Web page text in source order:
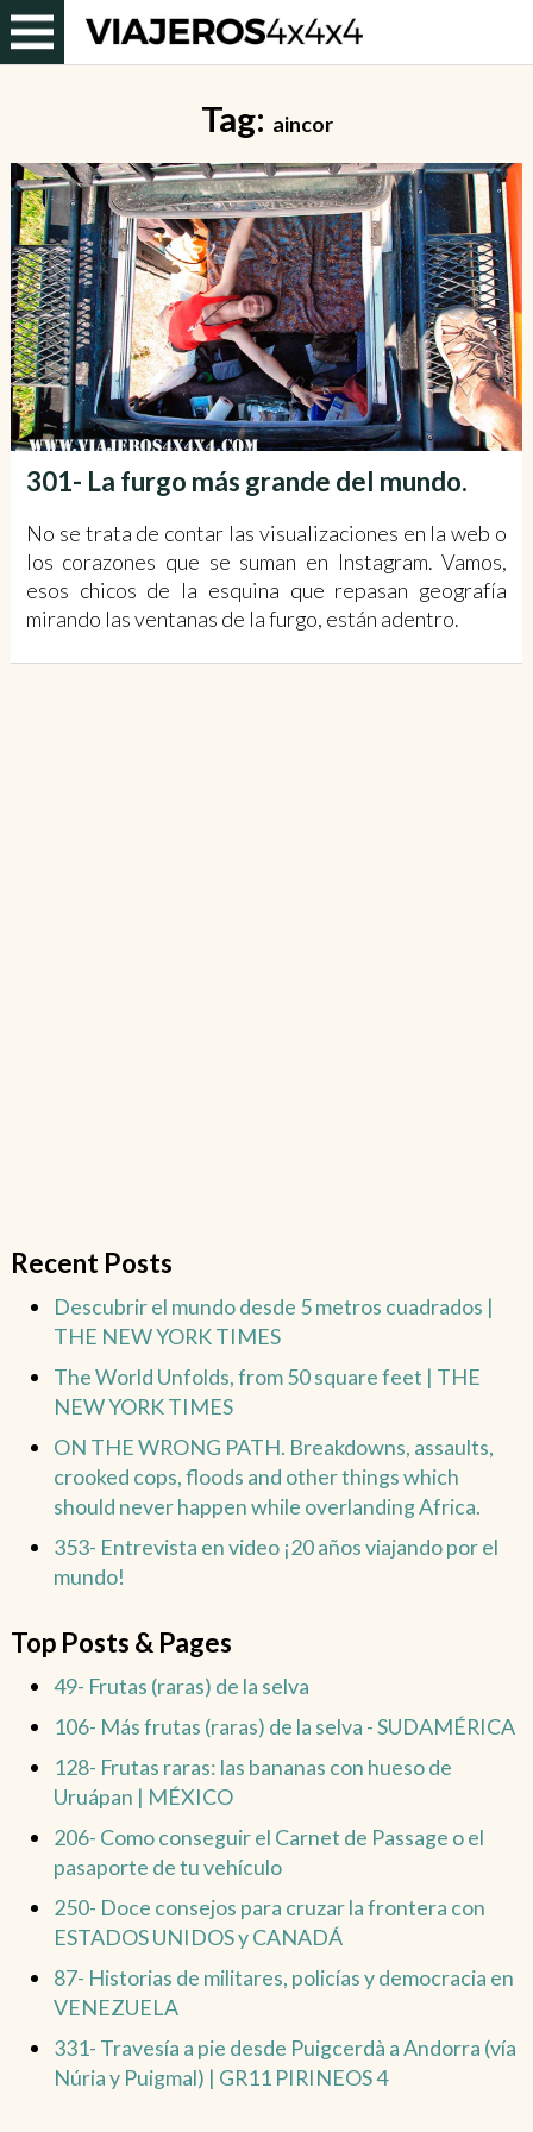
Tag: aincor
301- La furgo más grande del mundo.
No se trata de contar las visualizaciones en la web o
los corazones que se suman en Instagram. Vamos,
esos chicos de la esquina que repasan geografía
mirando las ventanas de la furgo, están adentro.
Recent Posts
Descubrir el mundo desde 5 metros cuadrados |
THE NEW YORK TIMES
The World Unfolds, from 50 square feet | THE
NEW YORK TIMES
ON THE WRONG PATH. Breakdowns, assaults,
crooked cops, floods and other things which
should never happen while overlanding Africa.
353- Entrevista en video ¡20 años viajando por el
mundo!
Top Posts & Pages
49- Frutas (raras) de la selva
106- Más frutas (raras) de la selva - SUDAMÉRICA
128- Frutas raras: las bananas con hueso de
Uruápan | MÉXICO
206- Como conseguir el Carnet de Passage o el
pasaporte de tu vehículo
250- Doce consejos para cruzar la frontera con
ESTADOS UNIDOS y CANADÁ
87- Historias de militares, policías y democracia en
VENEZUELA
331- Travesía a pie desde Puigcerdà a Andorra (vía
Núria y Puigmal) | GR11 PIRINEOS 4